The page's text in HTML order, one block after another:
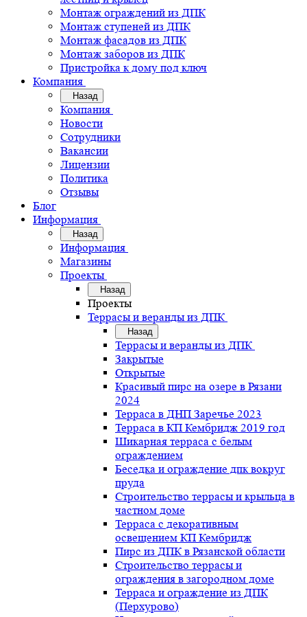
Монтаж ограждений из ДПК
Монтаж ступеней из ДПК
Монтаж фасадов из ДПК
Монтаж заборов из ДПК
Пристройка к дому под ключ
Компания
Назад
Компания
Новости
Сотрудники
Вакансии
Лицензии
Политика
Отзывы
Блог
Информация
Назад
Информация
Магазины
Проекты
Назад
Проекты
Террасы и веранды из ДПК
Назад
Террасы и веранды из ДПК
Закрытые
Открытые
Красивый пирс на озере в Рязани
2024
Терраса в ДНП Заречье 2023
Терраса в КП Кембридж 2019 год
Шикарная терраса с белым
ограждением
Беседка и ограждение дпк вокруг
пруда
Строительство террасы и крыльца в
частном доме
Терраса с декоративным
освещением КП Кембридж
Пирс из ДПК в Рязанской области
Строительство террасы и
ограждения в загородном доме
Терраса и ограждение из ДПК
(Перхурово)